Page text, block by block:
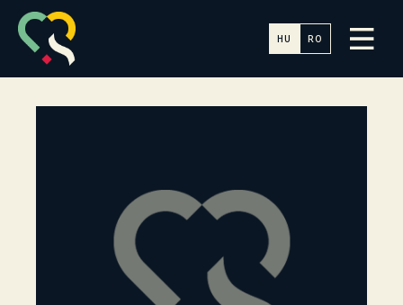
HU RO